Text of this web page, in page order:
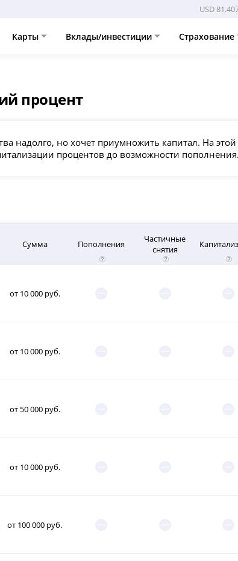
USD
Карты Вклады/инвестиции Страхование
процент
надолго, но хочет приумножить капитал. На
процентов до возможности пополнения.
Сумма Пополнения
Частичные
снятия
от 10 000 руб.
от 10 000 руб.
от 50 000 руб.
от 10 000 руб.
от 100 000 руб.